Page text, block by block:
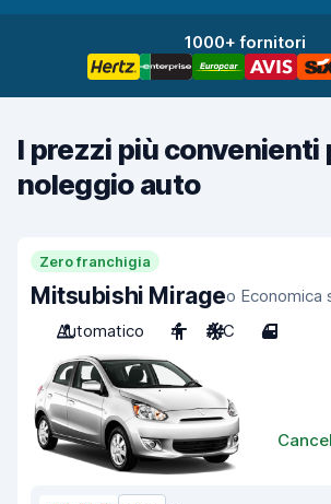
1000+ fornitori
I prezzi più convenienti
noleggio auto
Zero franchigia
Mitsubishi Mirageo Economica
Automatico
4 A/C 4